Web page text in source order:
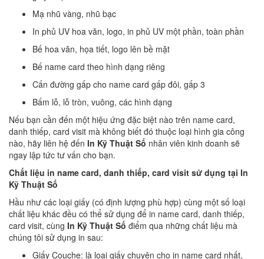
Mạ nhũ vàng, nhũ bạc
In phủ UV hoa văn, logo, in phủ UV một phần, toàn phần
Bế hoa văn, họa tiết, logo lên bề mặt
Bế name card theo hình dạng riêng
Cấn đường gấp cho name card gấp đôi, gấp 3
Bấm lỗ, lỗ tròn, vuông, các hình dạng
Nếu bạn cần đến một hiệu ứng đặc biệt nào trên name card,
danh thiếp, card visit mà không biết đó thuộc loại hình gia công
nào, hãy liên hệ đến In Kỹ Thuật Số nhân viên kinh doanh sẽ
ngay lập tức tư vấn cho bạn.
Chất liệu in name card, danh thiếp, card visit sử dụng tại In
Kỹ Thuật Số
Hầu như các loại giấy (có định lượng phù hợp) cùng một số loại
chất liệu khác đều có thể sử dụng để in name card, danh thiếp,
card visit, cùng In Kỹ Thuật Số điểm qua những chất liệu mà
chúng tôi sử dụng in sau:
Giấy Couche: là loại giấy chuyên cho in name card nhất,